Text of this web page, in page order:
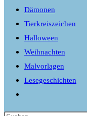
Dämonen
Tierkreiszeichen
Halloween
Weihnachten
Malvorlagen
Lesegeschichten